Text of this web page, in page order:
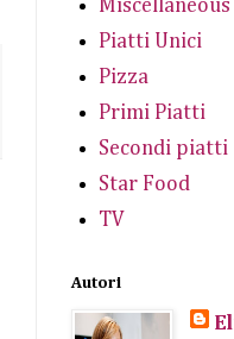
Miscellaneous
Piatti Unici
Pizza
Primi Piatti
Secondi piatti
Star Food
TV
Autori